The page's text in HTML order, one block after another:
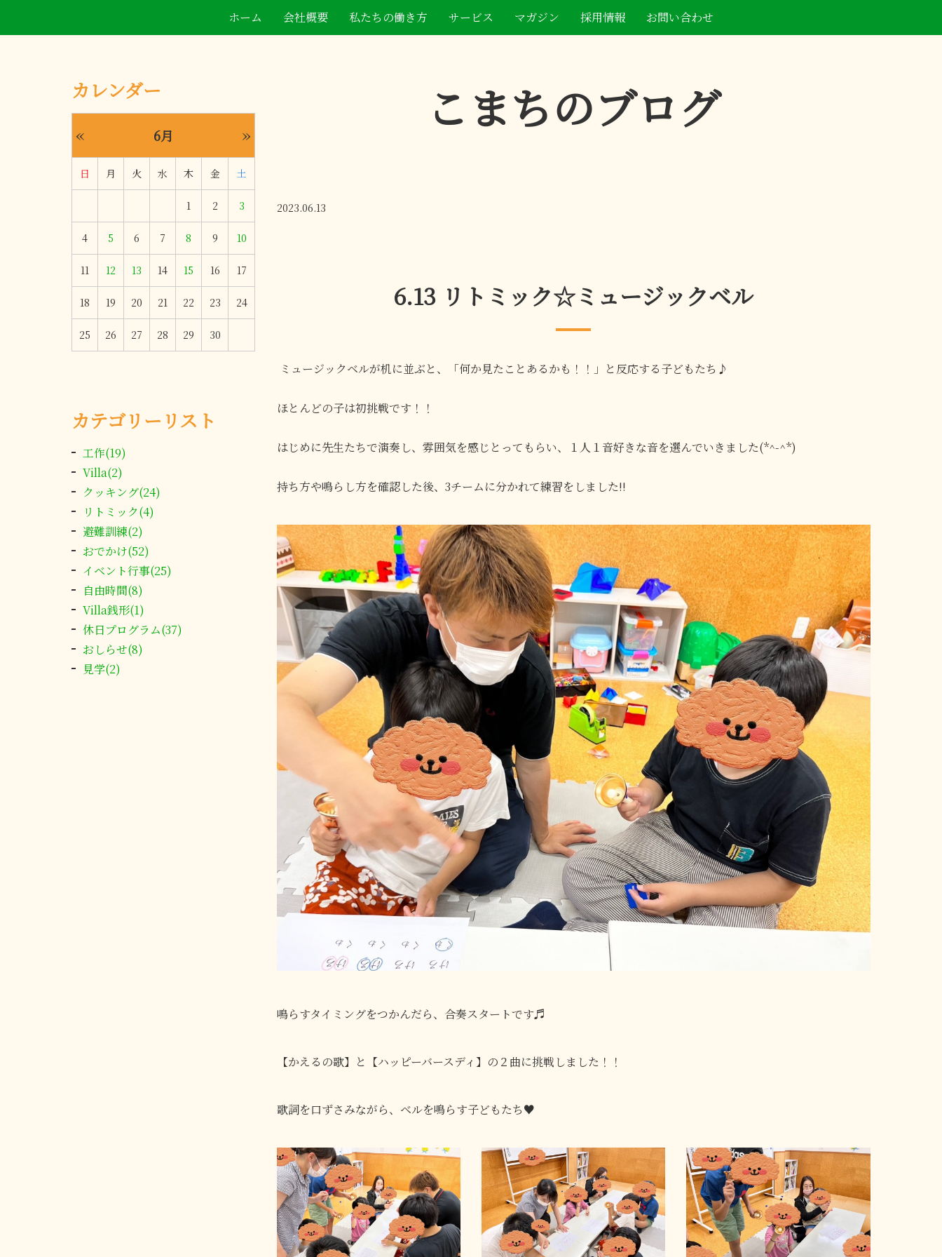
ホーム 会社概要 私たちの働き方 サービス マガジン 採用情報 お問い合わせ
カレンダー
« 6月 »
日 月 火 水 木 金 土
1 2 3
4 5 6 7 8 9 10
11 12 13 14 15 16 17
18 19 20 21 22 23 24
25 26 27 28 29 30
カテゴリーリスト
工作(19)
Villa(2)
クッキング(24)
リトミック(4)
避難訓練(2)
おでかけ(52)
イベント行事(25)
自由時間(8)
Villa銭形(1)
休日プログラム(37)
おしらせ(8)
見学(2)
こまちのブログ
2023.06.13
6.13 リトミック☆ミュージックベル
ミュージックベルが机に並ぶと、「何か見たことあるかも！！」と反応する子どもたち♪
ほとんどの子は初挑戦です！！
はじめに先生たちで演奏し、雰囲気を感じとってもらい、１人１音好きな音を選んでいきました(*^-^*)
持ち方や鳴らし方を確認した後、3チームに分かれて練習をしました!!
鳴らすタイミングをつかんだら、合奏スタートです♬
【かえるの歌】と【ハッピーバースディ】の２曲に挑戦しました！！
歌詞を口ずさみながら、ベルを鳴らす子どもたち♥